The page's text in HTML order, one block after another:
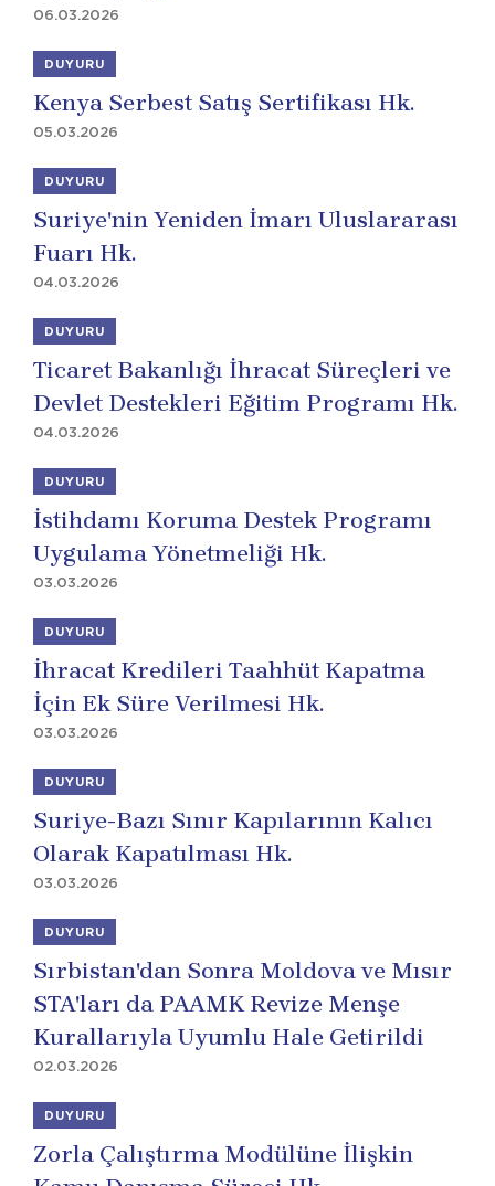
06.03.2026
DUYURU
Kenya Serbest Satış Sertifikası Hk.
05.03.2026
DUYURU
Suriye'nin Yeniden İmarı Uluslararası
Fuarı Hk.
04.03.2026
DUYURU
Ticaret Bakanlığı İhracat Süreçleri ve
Devlet Destekleri Eğitim Programı Hk.
04.03.2026
DUYURU
İstihdamı Koruma Destek Programı
Uygulama Yönetmeliği Hk.
03.03.2026
DUYURU
İhracat Kredileri Taahhüt Kapatma
İçin Ek Süre Verilmesi Hk.
03.03.2026
DUYURU
Suriye-Bazı Sınır Kapılarının Kalıcı
Olarak Kapatılması Hk.
03.03.2026
DUYURU
Sırbistan'dan Sonra Moldova ve Mısır
STA'ları da PAAMK Revize Menşe
Kurallarıyla Uyumlu Hale Getirildi
02.03.2026
DUYURU
Zorla Çalıştırma Modülüne İlişkin